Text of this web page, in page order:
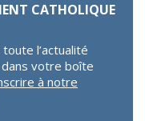
CATHOLIQUE
l’actualité
dans votre boîte
à notre